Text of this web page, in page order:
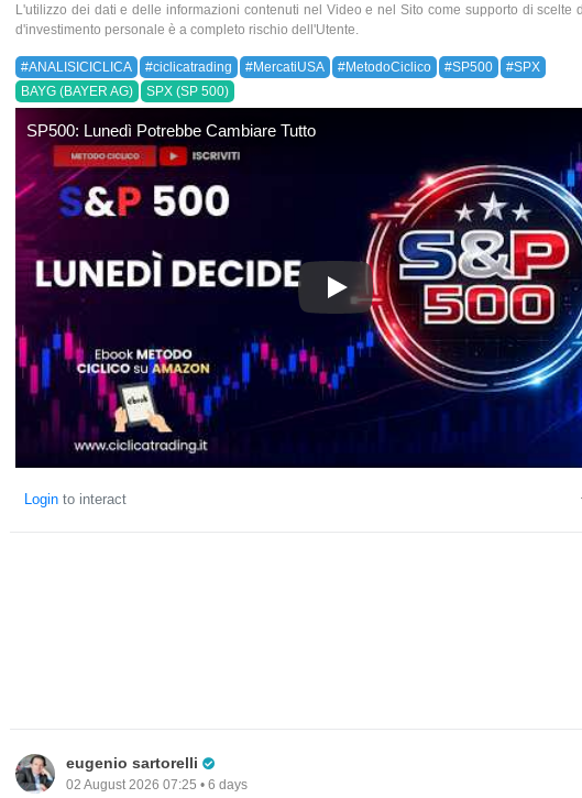
L'utilizzo dei dati e delle informazioni contenuti nel Video e nel Sito come supporto di scelte
d'investimento personale è a completo rischio dell'Utente.
#ANALISICICLICA #ciclicatrading #MercatiUSA #MetodoCiclico #SP500
#SPX
BAYG (BAYER AG)
SPX (SP 500)
SP500: Lunedì Potrebbe Cambiare Tutto
SP500: Lunedì Potrebbe
Login to interact
eugenio sartorelli
02 August 2026 07:25 • 6 days